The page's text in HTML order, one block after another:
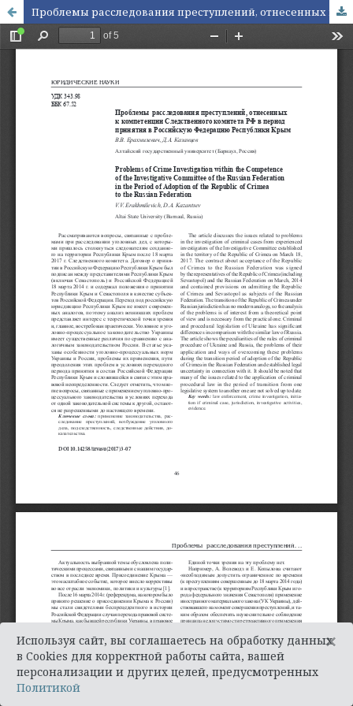
Проблемы расследования преступлений, отнесенных к компетенции Следственного комитета РФ в период принятия в Российскую Федерацию Республики Крым
Используя сайт, вы соглашаетесь на обработку данных
в Cookies для корректной работы сайта, вашей
персонализации и других целей, предусмотренных
Политикой
×